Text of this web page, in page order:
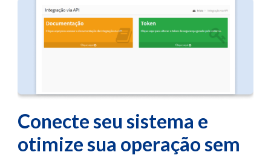
Conecte seu sistema e
otimize sua operação sem